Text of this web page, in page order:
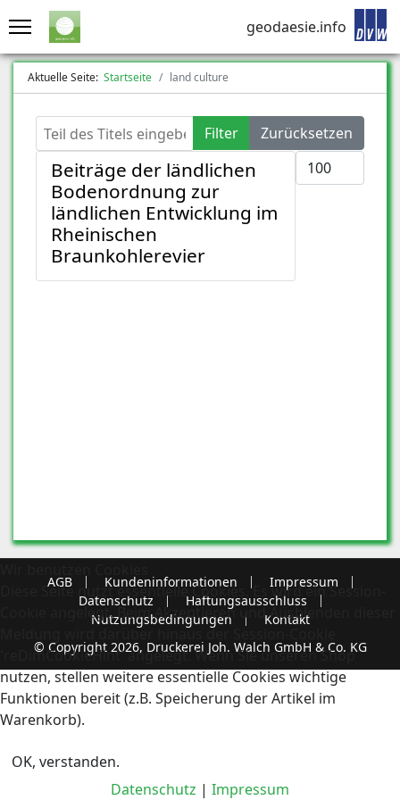
geodaesie.info
Aktuelle Seite: Startseite land culture
Teil des Titels eingeben Filter
Zurücksetzen
Anzeige #
Beiträge der ländlichen
Bodenordnung zur
ländlichen Entwicklung im
Rheinischen
Braunkohlerevier
AGB Kundeninformationen
Impressum
Datenschutz
Haftungsausschluss
Nutzungsbedingungen
Kontakt
© Copyright 2026, Druckerei Joh. Walch GmbH & Co. KG
Diese Seite nutzt essentielle Cookies. Es wird ein Session-
Cookie angelegt. Beim Akzeptieren und Ausblenden dieser
Meldung wird darüber hinaus der Session-Cookie
'reDimCookieHint' angelegt. Wenn Sie unseren Shop
nutzen, stellen weitere essentielle Cookies wichtige
Funktionen bereit (z.B. Speicherung der Artikel im
Warenkorb).
OK, verstanden.
Datenschutz | Impressum